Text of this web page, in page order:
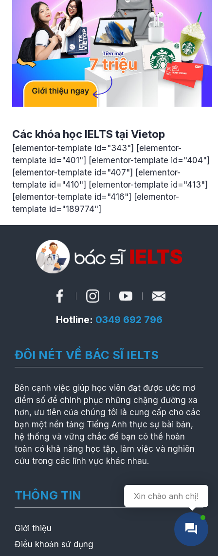
Các khóa học IELTS tại Vietop
[elementor-template id="343"] [elementor-
template id="401"] [elementor-template id="404"]
[elementor-template id="407"] [elementor-
template id="410"] [elementor-template id="413"]
[elementor-template id="416"] [elementor-
template id="189774"]
Hotline: 0349 692 796
ĐÔI NÉT VỀ BÁC SĨ IELTS
Bên cạnh việc giúp học viên đạt được ước mơ
điểm số để chinh phục những chặng đường xa
hơn, ưu tiên của chúng tôi là cung cấp cho các
bạn một nền tảng Tiếng Anh thực sự bài bản,
hệ thống và vững chắc để bạn có thể hoàn
toàn có khả năng học tập, làm việc và nghiên
cứu trong các lĩnh vực khác nhau.
THÔNG TIN
Giới thiệu
Điều khoản sử dụng
Xin chào anh chị!